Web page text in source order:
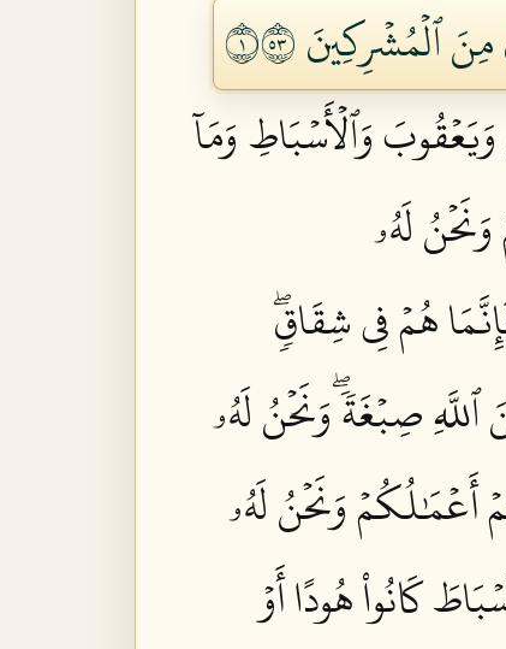
ٱلۡمُشۡرِكِينَ ١٣٥
وَيَعۡقُوبَ وَٱلۡأَسۡبَاطِ وَمَآ
لَهُۥ
هُمۡ فِي شِقَاقٖۖ
صِبۡغَةٗۖ وَنَحۡنُ لَهُۥ
أَعۡمَٰلُكُمۡ وَنَحۡنُ لَهُۥ
كَانُواْ هُودًا أَوۡ